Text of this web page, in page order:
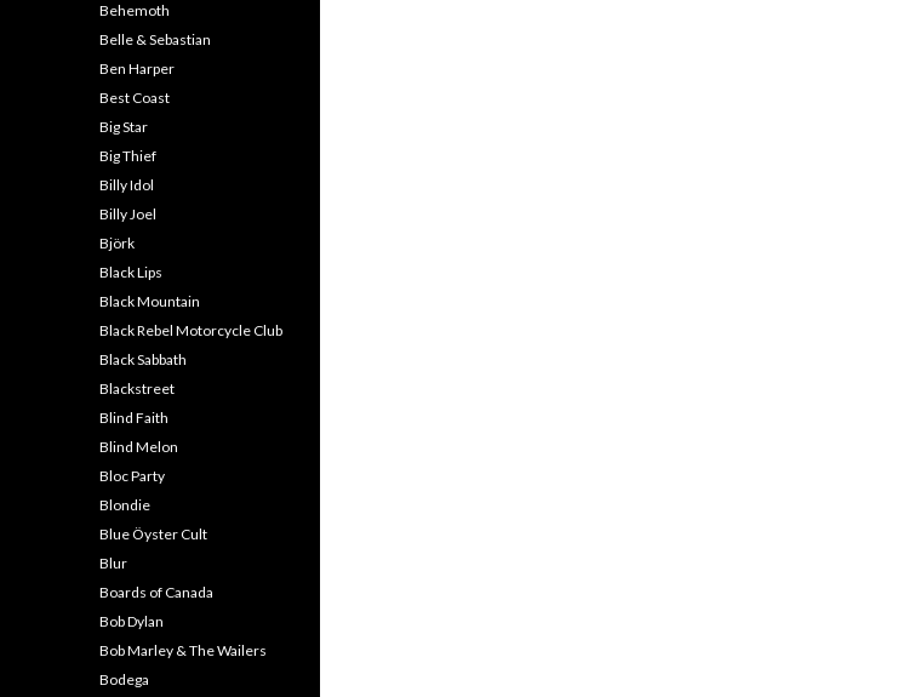
Behemoth
Belle & Sebastian
Ben Harper
Best Coast
Big Star
Big Thief
Billy Idol
Billy Joel
Björk
Black Lips
Black Mountain
Black Rebel Motorcycle Club
Black Sabbath
Blackstreet
Blind Faith
Blind Melon
Bloc Party
Blondie
Blue Öyster Cult
Blur
Boards of Canada
Bob Dylan
Bob Marley & The Wailers
Bodega